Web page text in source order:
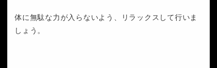
体に無駄な力が入らないよう、リラックスして行いま
しょう。